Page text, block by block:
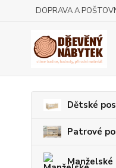
DOPRAVA A
Dětské
Patrové